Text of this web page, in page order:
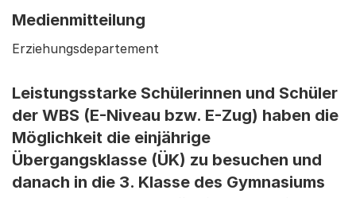
Medienmitteilung
Erziehungsdepartement
Leistungsstarke Schülerinnen und Schüler
der WBS (E-Niveau bzw. E-Zug) haben die
Möglichkeit die einjährige
Übergangsklasse (ÜK) zu besuchen und
danach in die 3. Klasse des Gymnasiums